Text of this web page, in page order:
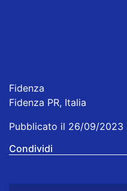
Fidenza
Fidenza PR, Italia
Pubblicato il 26/09/2023
Condividi